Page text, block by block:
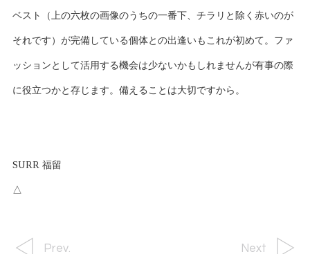
ベスト（上の六枚の画像のうちの一番下、チラリと除く赤いのが
それです）が完備している個体との出逢いもこれが初めて。ファ
ッションとして活用する機会は少ないかもしれませんが有事の際
に役立つかと存じます。備えることは大切ですから。
SURR 福留
△
Prev. Next